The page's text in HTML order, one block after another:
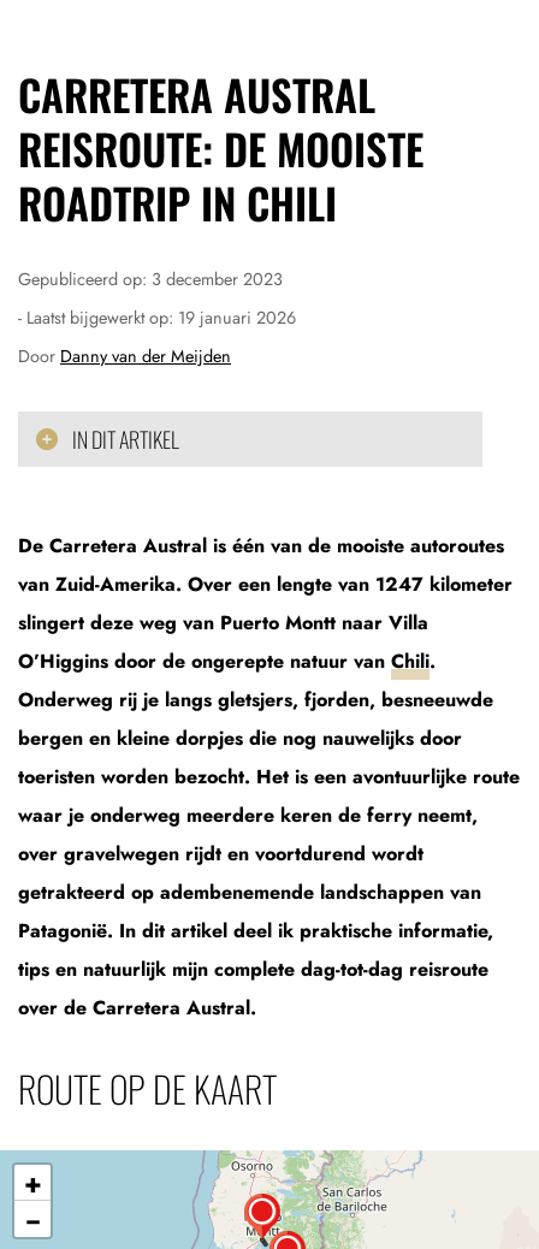
CARRETERA AUSTRAL
REISROUTE: DE MOOISTE
ROADTRIP IN CHILI
Gepubliceerd op: 3 december 2023
- Laatst bijgewerkt op: 19 januari 2026
Door Danny van der Meijden
IN DIT ARTIKEL
De Carretera Austral is één van de mooiste autoroutes
van Zuid-Amerika. Over een lengte van 1247 kilometer
slingert deze weg van Puerto Montt naar Villa
O’Higgins door de ongerepte natuur van Chili.
Onderweg rij je langs gletsjers, fjorden, besneeuwde
bergen en kleine dorpjes die nog nauwelijks door
toeristen worden bezocht. Het is een avontuurlijke route
waar je onderweg meerdere keren de ferry neemt,
over gravelwegen rijdt en voortdurend wordt
getrakteerd op adembenemende landschappen van
Patagonië. In dit artikel deel ik praktische informatie,
tips en natuurlijk mijn complete dag-tot-dag reisroute
over de Carretera Austral.
ROUTE OP DE KAART
+
−